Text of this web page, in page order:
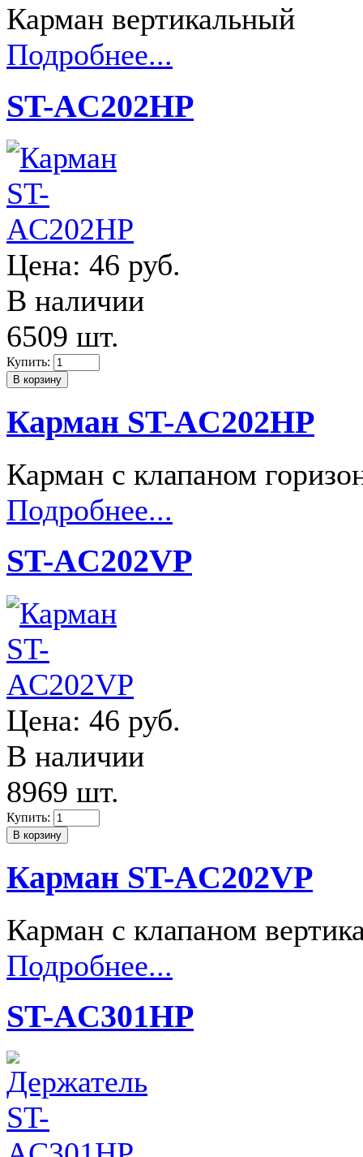
Карман вертикальный
Подробнее...
ST-AC202HP
Цена: 46 руб.
В наличии
6509 шт.
Купить:
Карман ST-AC202HP
Карман с клапаном
Подробнее...
ST-AC202VP
Цена: 46 руб.
В наличии
8969 шт.
Купить:
Карман ST-AC202VP
Карман с клапаном
Подробнее...
ST-AC301HP